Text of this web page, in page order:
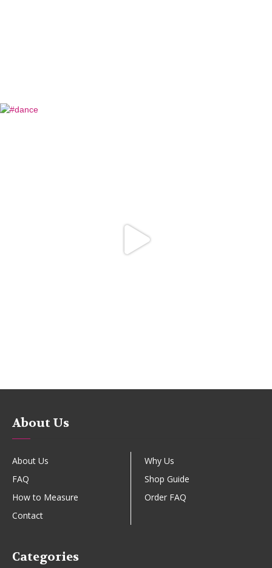
About Us
About Us
Why Us
FAQ
Shop Guide
How to Measure
Order FAQ
Contact
Categories